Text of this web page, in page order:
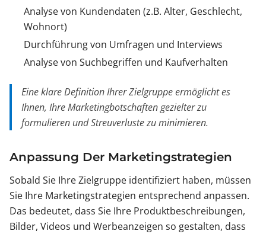
Analyse von Kundendaten (z.B. Alter, Geschlecht,
Wohnort)
Durchführung von Umfragen und Interviews
Analyse von Suchbegriffen und Kaufverhalten
Eine klare Definition Ihrer Zielgruppe ermöglicht es
Ihnen, Ihre Marketingbotschaften gezielter zu
formulieren und Streuverluste zu minimieren.
Anpassung Der Marketingstrategien
Sobald Sie Ihre Zielgruppe identifiziert haben, müssen
Sie Ihre Marketingstrategien entsprechend anpassen.
Das bedeutet, dass Sie Ihre Produktbeschreibungen,
Bilder, Videos und Werbeanzeigen so gestalten, dass